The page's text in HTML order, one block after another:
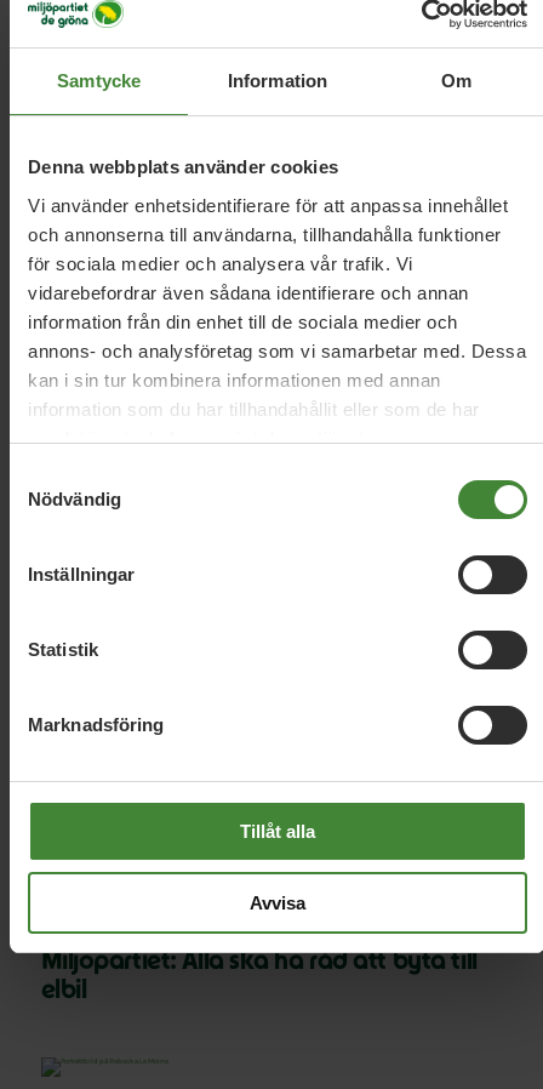
Samtycke Information Om
Denna webbplats använder cookies
Vi använder enhetsidentifierare för att anpassa innehållet
och annonserna till användarna, tillhandahålla funktioner
för sociala medier och analysera vår trafik. Vi
vidarebefordrar även sådana identifierare och annan
information från din enhet till de sociala medier och
annons- och analysföretag som vi samarbetar med. Dessa
kan i sin tur kombinera informationen med annan
information som du har tillhandahållit eller som de har
samlat in när du har använt deras tjänster.
Nödvändig
Inställningar
Statistik
Marknadsföring
Tillåt alla
Avvisa
B mångfald
Brottsbekämpning
C Civilsamhälle Civilt försvar
D Demokrati Djur
Lands- och
MP: Låt lokalsamhällen få större del av
värdet från den gröna omställningen
Miljöpartiet: Alla ska ha råd att byta till
elbil